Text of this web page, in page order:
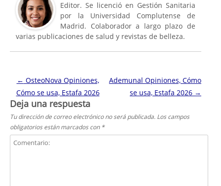
Editor. Se licenció en Gestión Sanitaria
por la Universidad Complutense de
Madrid. Colaborador a largo plazo de
varias publicaciones de salud y revistas de belleza.
Navegación de entradas
← OsteoNova Opiniones,
Cómo se usa, Estafa 2026
Ademunal Opiniones, Cómo
se usa, Estafa 2026 →
Deja una respuesta
Tu dirección de correo electrónico no será publicada. Los campos
obligatorios están marcados con *